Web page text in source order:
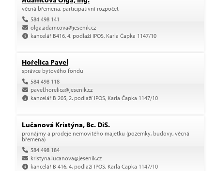
věcná břemena, participativní rozpočet
584 498 141
olga.adamcova@jesenik.cz
kancelář B416, 4. podlaží IPOS, Karla Čapka 1147/10
Hořelica Pavel
správce bytového fondu
584 498 118
pavel.horelica@jesenik.cz
kancelář B 205, 2. podlaží IPOS, Karla Čapka 1147/10
Lučanová Kristýna, Bc. DiS.
pronájmy a prodeje nemovitého majetku (pozemky, budovy, věcná
břemena)
584 498 184
kristyna.lucanova@jesenik.cz
kancelář B 416, 4. podlaží IPOS, Karla Čapka 1147/10